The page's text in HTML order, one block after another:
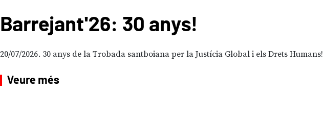
Barrejant'26: 30 anys!
20/07/2026 30 anys de la Trobada santboiana per la Justícia Global i els Drets Humans!
Veure més